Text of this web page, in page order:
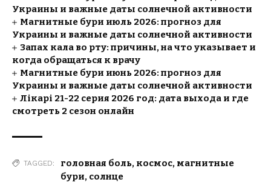
Украины и важные даты солнечной активности
Магнитные бури июль 2026: прогноз для
Украины и важные даты солнечной активности
Запах кала во рту: причины, на что указывает и
когда обращаться к врачу
Магнитные бури июнь 2026: прогноз для
Украины и важные даты солнечной активности
Лікарі 21-22 серия 2026 год: дата выхода и где
смотреть 2 сезон онлайн
TAGGED: головная боль, космос, магнитные
бури, солнце